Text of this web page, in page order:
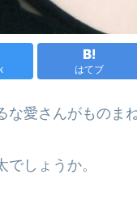
はてブ
愛さんがものま
しょうか。